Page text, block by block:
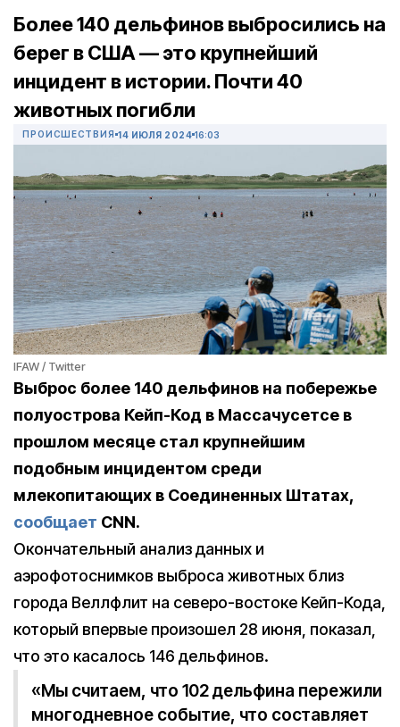
Более 140 дельфинов выбросились на
берег в США — это крупнейший
инцидент в истории. Почти 40
животных погибли
ПРОИСШЕСТВИЯ 14 ИЮЛЯ 2024 16:03
IFAW / Twitter
Выброс более 140 дельфинов на побережье
полуострова Кейп-Код в Массачусетсе в
прошлом месяце стал крупнейшим
подобным инцидентом среди
млекопитающих в Соединенных Штатах,
сообщает CNN.
Окончательный анализ данных и
аэрофотоснимков выброса животных близ
города Веллфлит на северо-востоке Кейп-Кода,
который впервые произошел 28 июня, показал,
что это касалось 146 дельфинов.
«Мы считаем, что 102 дельфина пережили
многодневное событие, что составляет